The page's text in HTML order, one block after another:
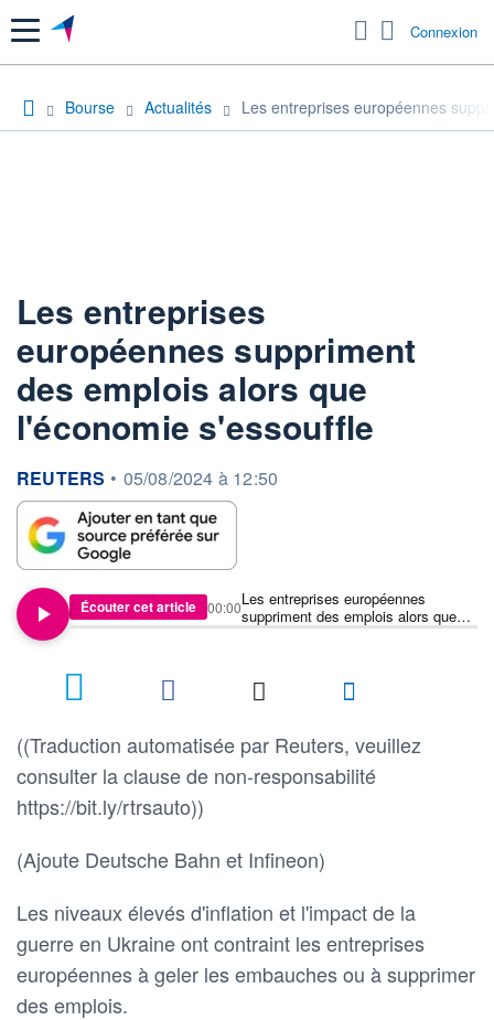
Menu Connexion
Bourse Actualités Les entreprises européennes
Les entreprises
européennes suppriment
des emplois alors que
l'économie s'essouffle
information fournie par
REUTERS • 05/08/2024 à 12:50
Écouter cet article
Les entreprises européennes
suppriment des emplois alors que
l'économie s'essouffle
00:00
((Traduction automatisée par Reuters, veuillez
consulter la clause de non-responsabilité
https://bit.ly/rtrsauto))
(Ajoute Deutsche Bahn et Infineon)
Les niveaux élevés d'inflation et l'impact de la
guerre en Ukraine ont contraint les entreprises
européennes à geler les embauches ou à supprimer
des emplois.